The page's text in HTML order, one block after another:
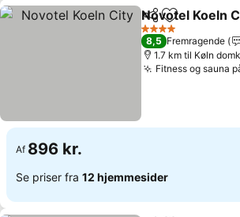
Del Føj til
Novotel Koeln
4 Stjerner
8,5 Fremragende
1.7 km til Køln
Fitness og sauna
Af 896 kr.
Se priser fra 12 hjemmesider